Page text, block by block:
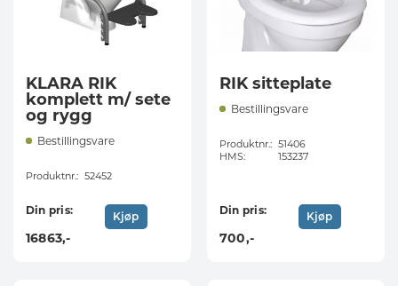
KLARA RIK
komplett m/ sete
og rygg
Bestillingsvare
Produktnr.: 52452
Din pris:
16863,-
Kjøp
RIK sitteplate
Bestillingsvare
Produktnr.: 51406
HMS:
153237
Din pris:
700,-
Kjøp